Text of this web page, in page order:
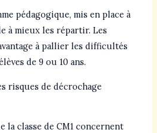
pédagogique, mis en place à
à mieux les répartir. Les
à pallier les difficultés
de 9 ou 10 ans.
risques de décrochage
la classe de CM1 concernent